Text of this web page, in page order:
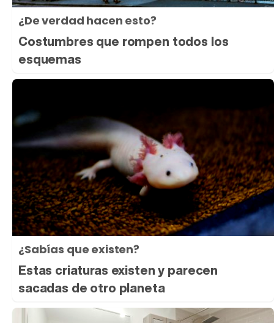
¿De verdad hacen esto?
Costumbres que rompen todos los
esquemas
¿Sabías que existen?
Estas criaturas existen y parecen
sacadas de otro planeta